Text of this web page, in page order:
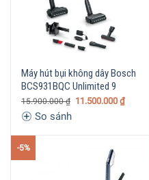
Máy hút bụi không dây Bosch
BCS931BQC Unlimited 9
15.900.000₫ 11.500.000 ₫
So sánh
-5%